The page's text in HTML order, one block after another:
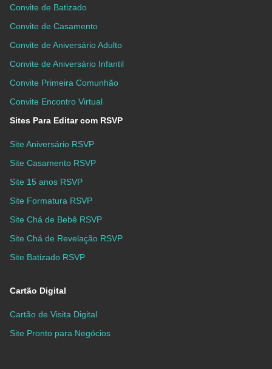
Convite de Batizado
Convite de Casamento
Convite de Aniversário Adulto
Convite de Aniversário Infantil
Convite Primeira Comunhão
Convite Encontro Virtual
Sites Para Editar com RSVP
Site Aniversário RSVP
Site Casamento RSVP
Site 15 anos RSVP
Site Formatura RSVP
Site Chá de Bebê RSVP
Site Chá de Revelação RSVP
Site Batizado RSVP
Cartão Digital
Cartão de Visita Digital
Site Pronto para Negócios